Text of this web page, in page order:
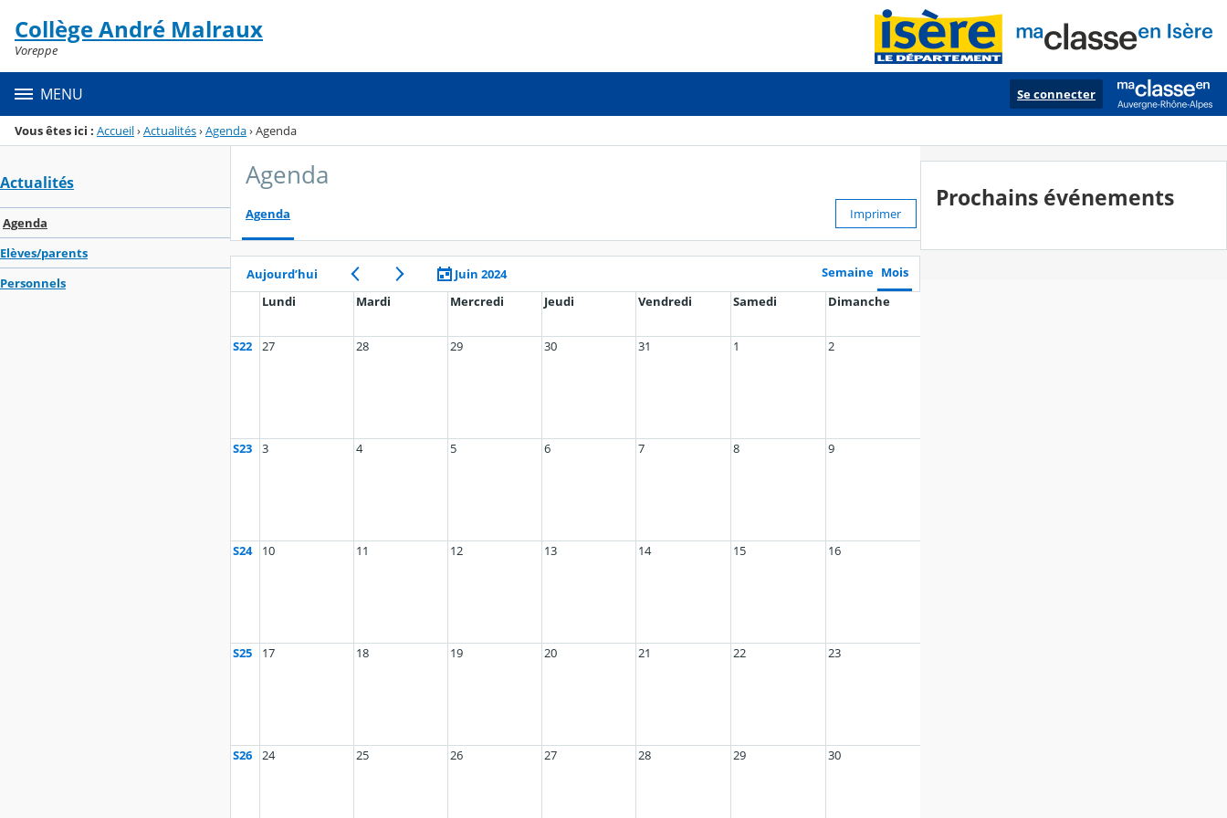
Menu de la rubrique
Contenu
Collège André Malraux
Voreppe
MENU Se connecter
Vous êtes ici : Accueil›Actualités›Agenda›Agenda
Actualités
Agenda
Elèves/parents
Personnels
Agenda
Agenda Imprimer
Aujourd’hui Juin 2024 Semaine Mois
Lundi
Mardi Mercredi Jeudi Vendredi Samedi Dimanche
S22 27 28 29 30 31 1 2
S23 3 4 5 6 7 8 9
S24 10 11 12 13 14 15 16
S25 17 18 19 20 21 22 23
S26 24 25 26 27 28 29 30
Prochains événements